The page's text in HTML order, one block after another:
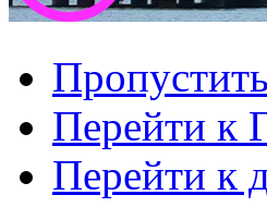
Перейти к
Перейти к